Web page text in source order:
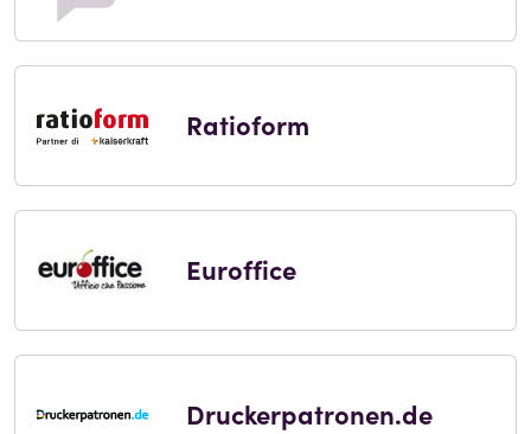
Ratioform
Euroffice
Druckerpatronen.de